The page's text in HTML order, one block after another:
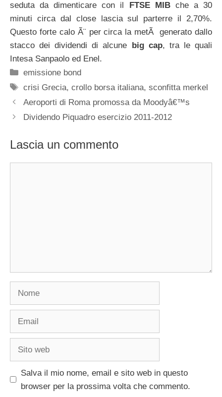
seduta da dimenticare con il
FTSE MIBche a 30
minuti circa dal close lascia sul parterre il 2,70%.
Questo forte calo Ã¨ per circa la metÃ generato dallo
stacco dei dividendi di alcune
big cap, tra le quali
Intesa Sanpaolo ed Enel.
Categorie
emissione bond
Tag
crisi Grecia,crollo borsa italiana,sconfitta merkel
Aeroporti di Roma promossa da Moodyâ€™s
Dividendo Piquadro esercizio 2011-2012
Lascia un commento
Salva il mio nome, email e sito web in questo
browser per la prossima volta che commento.